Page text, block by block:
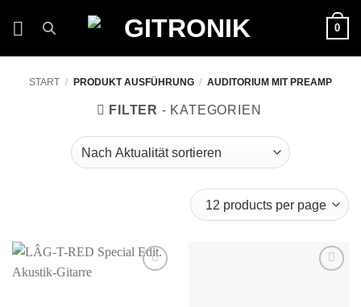
0
START / PRODUKT AUSFÜHRUNG / AUDITORIUM MIT PREAMP
FILTER